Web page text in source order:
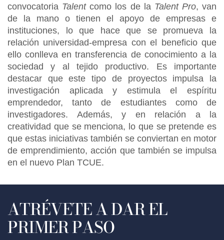
convocatoria Talentcomo los de la Talent Pro, van
de la mano o tienen el apoyo de empresas e
instituciones, lo que hace que se promueva la
relación universidad-empresa con el beneficio que
ello conlleva en transferencia de conocimiento a la
sociedad y al tejido productivo. Es importante
destacar que este tipo de proyectos impulsa la
investigación aplicada y estimula el espíritu
emprendedor, tanto de estudiantes como de
investigadores. Además, y en relación a la
creatividad que se menciona, lo que se pretende es
que estas iniciativas también se conviertan en motor
de emprendimiento, acción que también se impulsa
en el nuevo Plan TCUE.
ATRÉVETE A DAR EL
PRIMER PASO